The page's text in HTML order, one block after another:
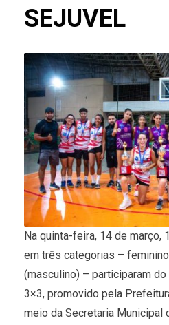
SEJUVEL
Na quinta-feira, 14 de março,
em três categorias –
(masculino) – participaram
3×3, promovido pela
meio da Secretaria Municipal